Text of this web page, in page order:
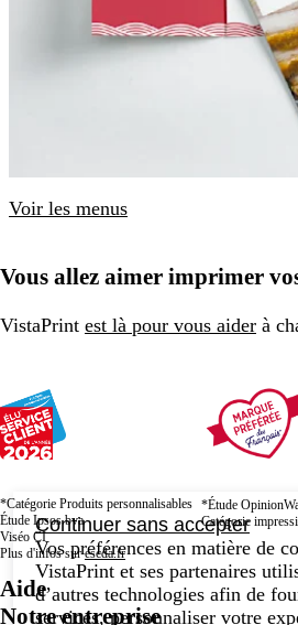
Voir les menus
Vous allez aimer imprimer
VistaPrint est là pour vous aider à
*Catégorie Produits personnalisables
Étude Ipsos bva
Viséo CI
Plus d'infos surescda.fr
*Étude
Catégorie
Aide
Notre entreprise
Continuer sans accepter
Vos préférences en matière de
VistaPrint et ses partenaires
d’autres technologies afin de
services, personnaliser votre